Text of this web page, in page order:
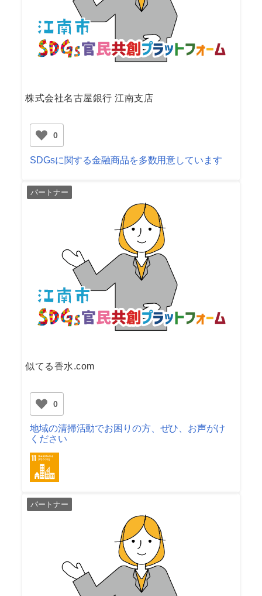
株式会社名古屋銀行 江南支店
0
SDGsに関する金融商品を多数用意しています
パートナー
似てる香水.com
0
地域の清掃活動でお困りの方、ぜひ、お声がけ
ください
パートナー